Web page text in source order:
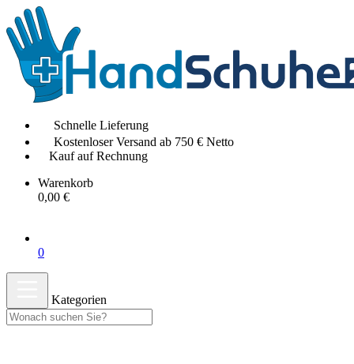
Schnelle Lieferung
Kostenloser Versand ab 750 € Netto
Kauf auf Rechnung
Warenkorb
0,00 €
0
Kategorien